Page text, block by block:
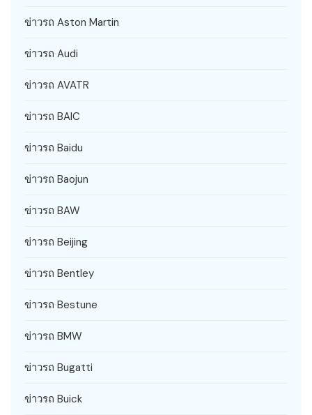
ข่าวรถ Aston Martin
ข่าวรถ Audi
ข่าวรถ AVATR
ข่าวรถ BAIC
ข่าวรถ Baidu
ข่าวรถ Baojun
ข่าวรถ BAW
ข่าวรถ Beijing
ข่าวรถ Bentley
ข่าวรถ Bestune
ข่าวรถ BMW
ข่าวรถ Bugatti
ข่าวรถ Buick